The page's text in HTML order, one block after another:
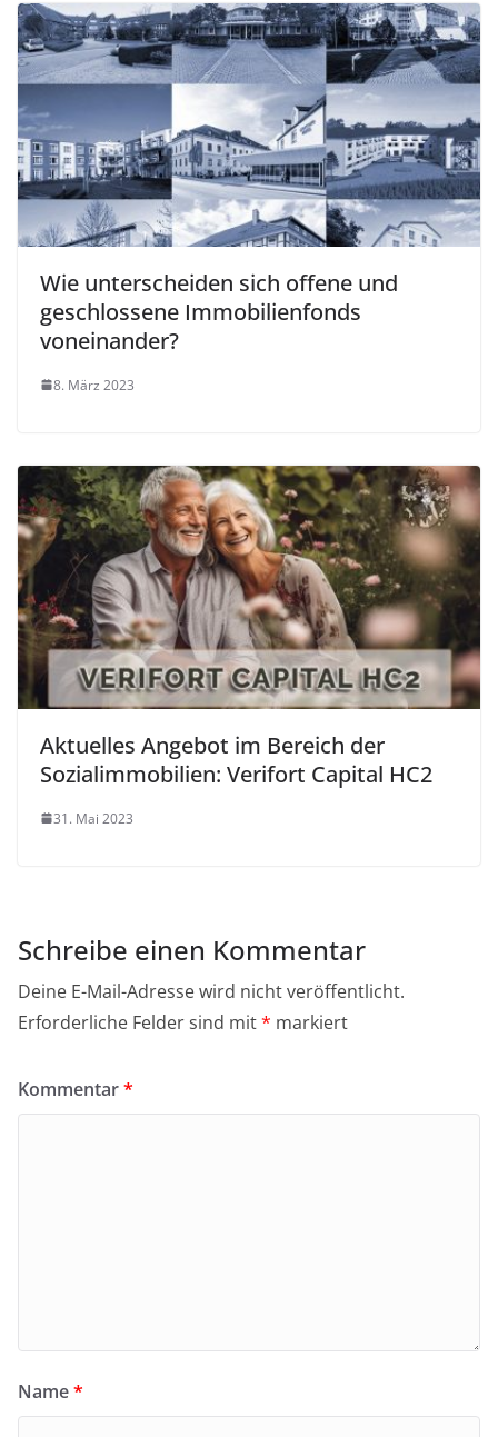
Wie unterscheiden sich offene und
geschlossene Immobilienfonds
voneinander?
8. März 2023
Aktuelles Angebot im Bereich der
Sozialimmobilien: Verifort Capital HC2
31. Mai 2023
Schreibe einen Kommentar
Deine E-Mail-Adresse wird nicht veröffentlicht.
Erforderliche Felder sind mit* markiert
Kommentar*
Name*